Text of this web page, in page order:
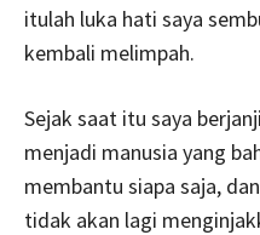
itulah luka hati saya
kembali melimpah.
Sejak saat itu saya
menjadi manusia yang
membantu siapa saja,
tidak akan lagi